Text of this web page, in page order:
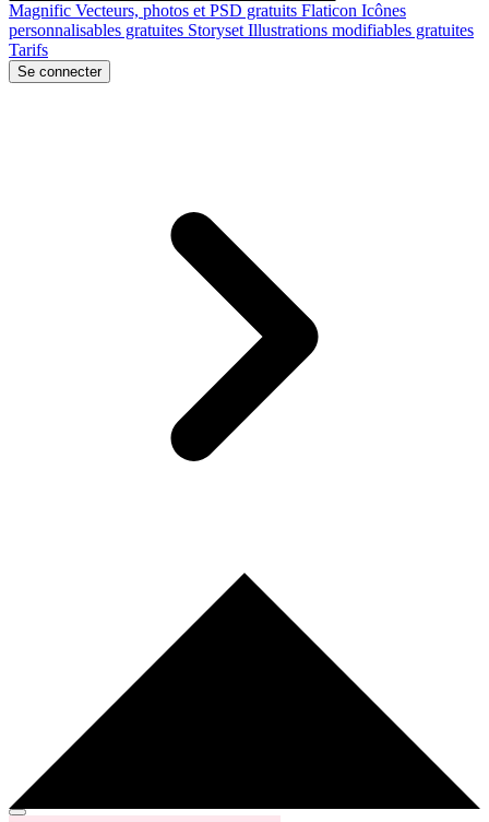
Magnific Vecteurs, photos et PSD gratuits Flaticon Icônes
personnalisables gratuites Storyset Illustrations modifiables gratuites
Tarifs
Se connecter